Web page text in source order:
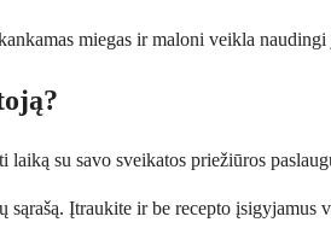
miegas ir maloni veikla
su savo sveikatos priežiūros
Įtraukite ir be recepto